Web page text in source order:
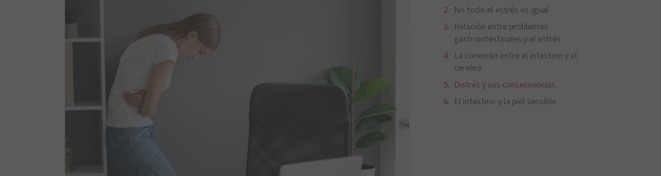
No todo el estrés es igual
Relación entre problemas
gastrointestinales y el estrés
La conexión entre el intestino y el
cerebro
Distrés y sus consecuencias
El intestino y la piel sensible